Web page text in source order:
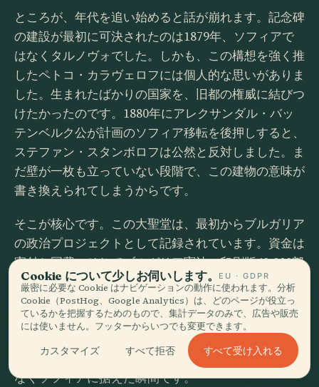
ところが、年代を追い始めると話が崩れます。記念碑
の建設が最初に可決されたのは1879年、ソフィアで
はなくタルノヴォでした。しかも、この構想を強く推
したペトコ・カラヴェロフには個人的な思いがありま
した。生まれたばかりの国家を、旧都の権威に結びつ
けたかったのです。1880年にアレクサンダル・バッ
テンベルク公が計画のソフィア移転を後押しすると、
ステファン・スタンボロフは公然と反対しました。ま
だ壁が一枚も立っていない段階で、この建物の意味が
書き換えられてしまうからです。
そこが核心です。この大聖堂は、最初からブルガリア
の政治プロジェクトとして記録されています。資金は
寄付と国費、そしてブルガリア憲法の印刷版40,000部
の販売まで動員して集められました。妙に具体的で、
ほとんど風刺のようにさえ見える資金集めです。転機
になったのは1882年2月19日旧暦、1882年3月3日新暦
の定礎式でした。新しい首都がこの記念碑を公の場で
自分のものとし、国家の記憶の舞台をタルノヴォでは
なくソフィアに据えた瞬間です。
Cookie について少しお伺いします。 EU · GDPR
厳密に必要な Cookie はナビゲーションの動作に使われます。分析
Cookie（PostHog、Google Analytics）は、どのページが役立っ
ているかを把握するためのもので、集計データのみで、広告や販売
には使いません。フッターからいつでも変更できます。
カスタマイズ すべて拒否 すべて受け入れる